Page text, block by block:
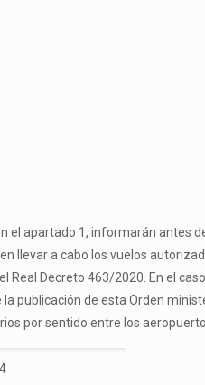
apartado 1, informarán antes
llevar a cabo los vuelos
Decreto 463/2020. En el
publicación de esta Orden
por sentido entre los
4